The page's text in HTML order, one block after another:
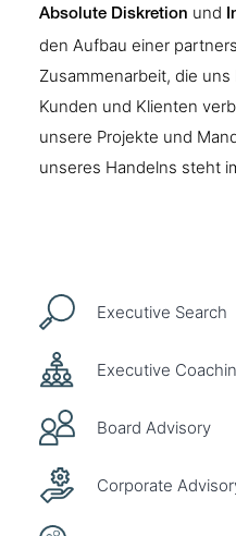
Executive Search
Executive
Board Advisory
Corporate
Absolute Diskretion und
den Aufbau einer
Zusammenarbeit, die
Kunden und Klienten
unsere Projekte und
unseres Handelns steht